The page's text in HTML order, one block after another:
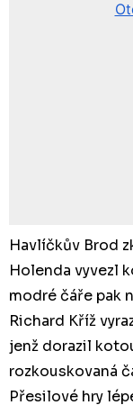
Havlíčkův Brod
Holenda vyvezl
modré čáře pak
Richard Kříž
jenž dorazil
rozkouskovaná
Přesilové hry